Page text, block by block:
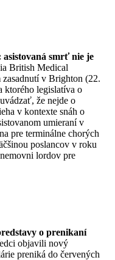
smrť nie je
British Medical
v Brighton (22.
ktorého legislatíva o
že nejde o
v kontexte snáh o
umieraní v
pre terminálne chorých
poslancov v roku
lordov pre
o prenikaní
objavili nový
preniká do červených